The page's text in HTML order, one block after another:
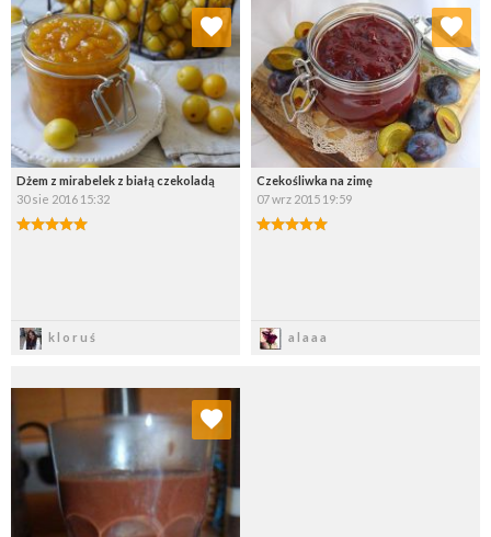
Dżem z mirabelek z białą czekoladą
30 sie 2016 15:32
kloruś
Dodaj do ulubionych
Wybierz listę:
Czekośliwka na zimę
07 wrz 2015 19:59
alaaa
Dodaj do ulubionych
Wybierz listę:
Dodaj do ulubionych
Wybierz listę: